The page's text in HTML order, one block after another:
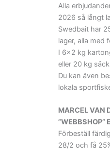
Alla
2026 så långt
Swedbait har
lager, alla med
I 6×2 kg
eller 20 kg
Du kan även
lokala
MARCEL VAN
”WEBBSHOP”
Förbeställ
28/2 och få